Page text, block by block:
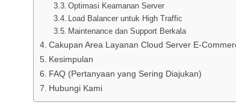
Optimasi Keamanan Server
Load Balancer untuk High Traffic
Maintenance dan Support Berkala
Cakupan Area Layanan Cloud Server E-
Kesimpulan
FAQ (Pertanyaan yang Sering Diajukan)
Hubungi Kami